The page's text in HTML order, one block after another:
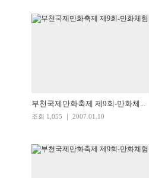
부천국제만화축제 제9회-만화체...
조회 1,055 ｜ 2007.01.10